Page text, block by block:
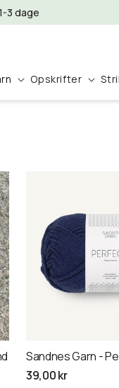
3 dage
Opskrifter
Sandnes Garn -
Normalpris
39,00 kr